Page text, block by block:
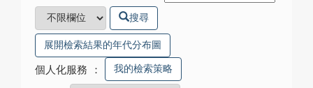
搜尋
展開檢索結果的年代分布圖
個人化服務 ： 我的檢索策略